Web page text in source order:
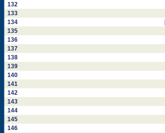
132
133
134
135
136
137
138
139
140
141
142
143
144
145
146